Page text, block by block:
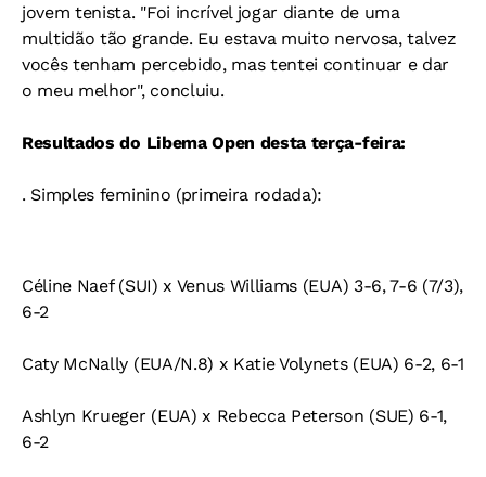
jovem tenista. "Foi incrível jogar diante de uma
multidão tão grande. Eu estava muito nervosa, talvez
vocês tenham percebido, mas tentei continuar e dar
o meu melhor", concluiu.
Resultados do Libema Open desta terça-feira:
. Simples feminino (primeira rodada):
Céline Naef (SUI) x Venus Williams (EUA) 3-6, 7-6 (7/3),
6-2
Caty McNally (EUA/N.8) x Katie Volynets (EUA) 6-2, 6-1
Ashlyn Krueger (EUA) x Rebecca Peterson (SUE) 6-1,
6-2